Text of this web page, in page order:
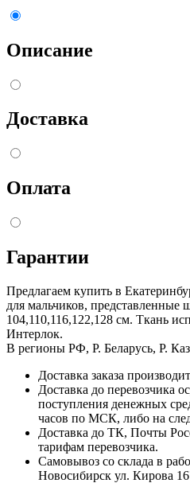
Описание
Доставка
Оплата
Гарантии
Предлагаем купить в
для мальчиков,
104,110,116,122,128 см. Ткань
Интерлок.
В регионы РФ, Р. Беларусь, Р.
Доставка заказа
Доставка до перевозчика
поступления денежных
часов по МСК, либо на
Доставка до ТК, Почты
тарифам перевозчика.
Самовывоз со склада в
Новосибирск ул. Кирова